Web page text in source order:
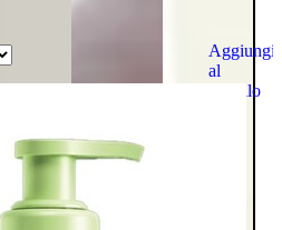
Aggiungi
al
carrello